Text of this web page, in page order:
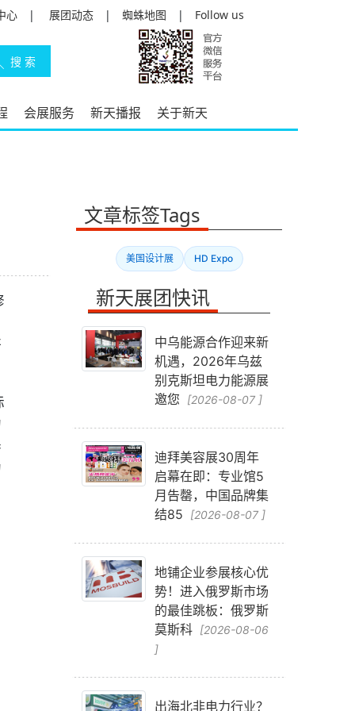
心 | 展团动态 | 蜘蛛地图 | Follow us
会展服务 新天播报 关于新天
文章标签Tags
美国设计展 HD Expo
新天展团快讯
中乌能源合作迎来新
机遇，2026年乌兹
别克斯坦电力能源展
邀您
[2026-08-07 ]
迪拜美容展30周年
启幕在即：专业馆5
月告罄，中国品牌集
结85
[2026-08-07 ]
地铺企业参展核心优
势！进入俄罗斯市场
的最佳跳板：俄罗斯
莫斯科 [2026-08-06
]
出海北非电力行业？